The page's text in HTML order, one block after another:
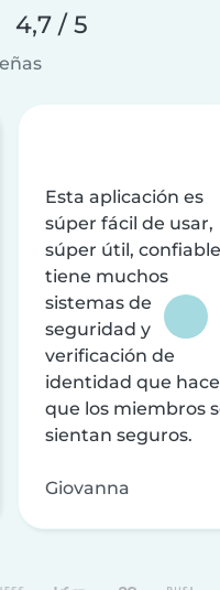
4,7 / 5
Esta aplicación es
súper fácil de usar,
súper útil,
tiene muchos
sistemas de
seguridad y
verificación de
identidad que
que los miembros
sientan seguros.
Giovanna